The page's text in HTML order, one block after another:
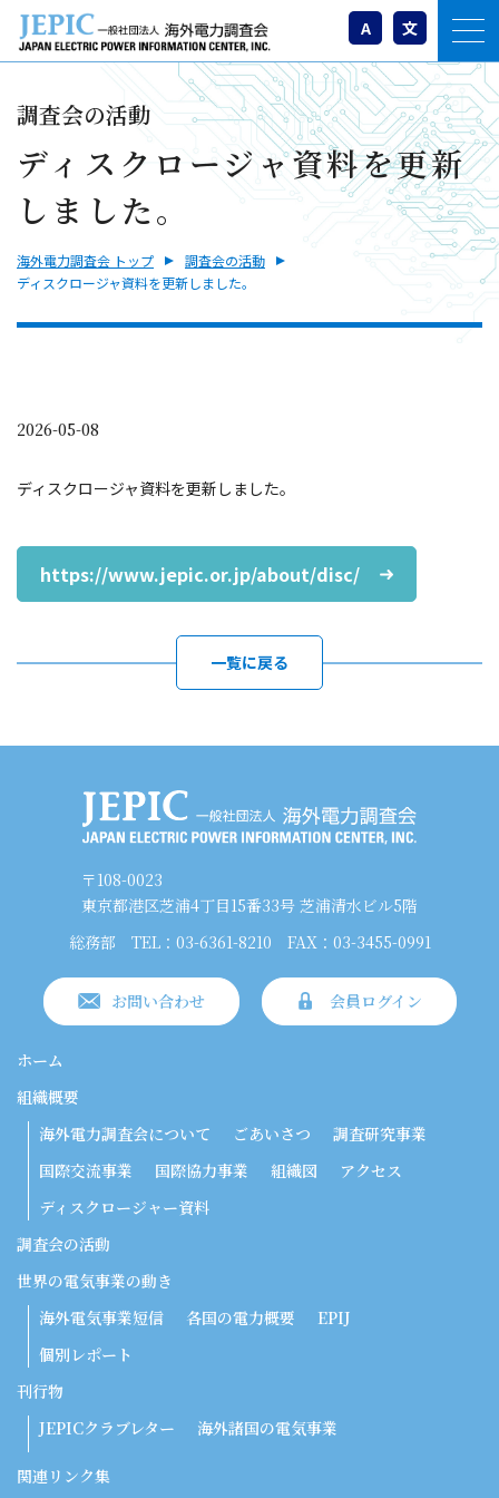
A 文
調査会の活動
ディスクロージャ資料を更新
しました。
海外電力調査会 トップ
調査会の活動
ディスクロージャ資料を更新しました。
2026-05-08
ディスクロージャ資料を更新しました。
https://www.jepic.or.jp/about/disc/
一覧に戻る
〒108-0023
東京都港区芝浦4丁目15番33号 芝浦清水ビル5階
総務部
TEL：03-6361-8210 FAX：03-3455-0991
お問い合わせ 会員ログイン
ホーム
組織概要
海外電力調査会について
ごあいさつ
調査研究事業
国際交流事業
国際協力事業 組織図
アクセス
ディスクロージャー資料
調査会の活動
世界の電気事業の動き
海外電気事業短信
各国の電力概要
EPIJ
個別レポート
刊行物
JEPICクラブレター
海外諸国の電気事業
関連リンク集